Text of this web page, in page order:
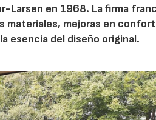
Larsen en 1968. La firma
materiales, mejoras en
esencia del diseño original.